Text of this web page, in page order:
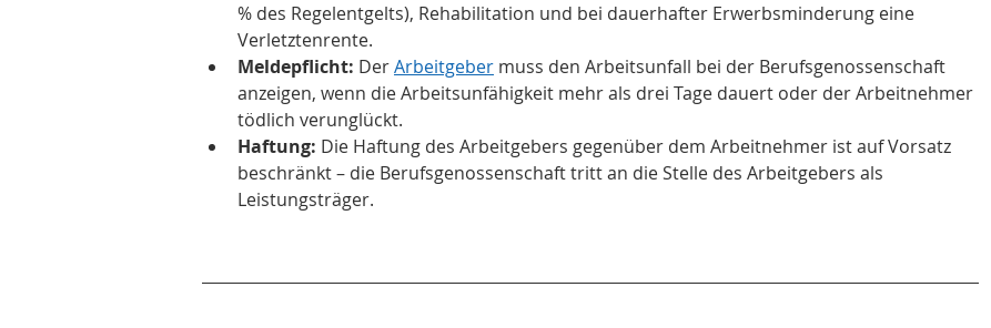
% des Regelentgelts), Rehabilitation und bei dauerhafter Erwerbsminderung eine
Verletztenrente.
Meldepflicht: Der Arbeitgeber muss den Arbeitsunfall bei der Berufsgenossenschaft
anzeigen, wenn die Arbeitsunfähigkeit mehr als drei Tage dauert oder der Arbeitnehmer
tödlich verunglückt.
Haftung: Die Haftung des Arbeitgebers gegenüber dem Arbeitnehmer ist auf Vorsatz
beschränkt – die Berufsgenossenschaft tritt an die Stelle des Arbeitgebers als
Leistungsträger.